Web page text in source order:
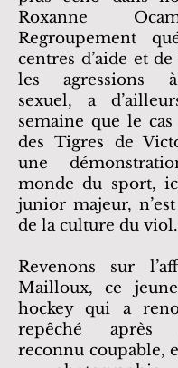
Roxanne
Regroupement
centres d’aide et
les agressions
sexuel, a
semaine que le
des Tigres de
une
monde du sport,
junior majeur,
de la culture du
Revenons sur
Mailloux, ce
hockey qui a
repêché après
reconnu coupable,